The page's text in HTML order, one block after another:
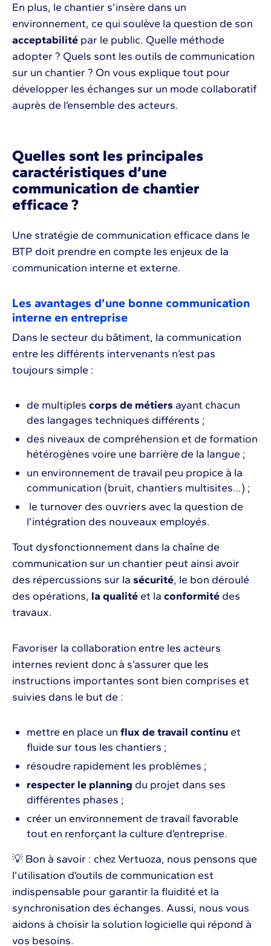
En plus, le chantier s’insère dans un
environnement, ce qui soulève la question de son
acceptabilité par le public. Quelle méthode
adopter ? Quels sont les outils de communication
sur un chantier ? On vous explique tout pour
développer les échanges sur un mode collaboratif
auprès de l’ensemble des acteurs.
Quelles sont les principales
caractéristiques d’une
communication de chantier
efficace ?
Une stratégie de communication efficace dans le
BTP doit prendre en compte les enjeux de la
communication interne et externe.
Les avantages d’une bonne communication
interne en entreprise
Dans le secteur du bâtiment, la communication
entre les différents intervenants n’est pas
toujours simple :
de multiples corps de métiers ayant chacun
des langages techniques différents ;
des niveaux de compréhension et de formation
hétérogènes voire une barrière de la langue ;
un environnement de travail peu propice à la
communication (bruit, chantiers multisites…) ;
le turnover des ouvriers avec la question de
l’intégration des nouveaux employés.
Tout dysfonctionnement dans la chaîne de
communication sur un chantier peut ainsi avoir
des répercussions sur la sécurité, le bon déroulé
des opérations, la qualité et la conformité des
travaux.
Favoriser la collaboration entre les acteurs
internes revient donc à s’assurer que les
instructions importantes sont bien comprises et
suivies dans le but de :
mettre en place un flux de travail continu et
fluide sur tous les chantiers ;
résoudre rapidement les problèmes ;
respecter le planning du projet dans ses
différentes phases ;
créer un environnement de travail favorable
tout en renforçant la culture d’entreprise.
💡 Bon à savoir : chez Vertuoza, nous pensons que
l’utilisation d’outils de communication est
indispensable pour garantir la fluidité et la
synchronisation des échanges. Aussi, nous vous
aidons à choisir la solution logicielle qui répond à
vos besoins.